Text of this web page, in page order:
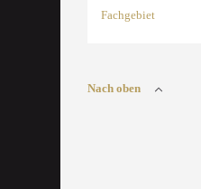
Fachgebiet
Nach oben